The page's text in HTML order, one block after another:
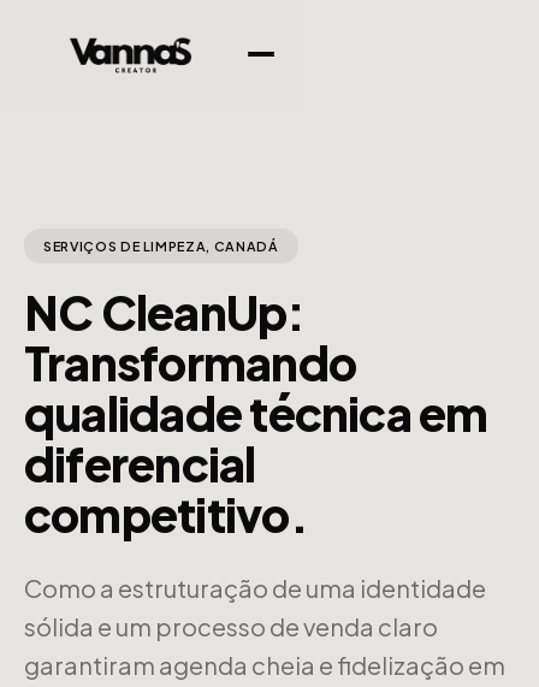
SERVIÇOS DE LIMPEZA, CANADÁ
NC CleanUp:
Transformando
qualidade técnica em
diferencial
competitivo.
Como a estruturação de uma identidade
sólida e um processo de venda claro
garantiram agenda cheia e fidelização em